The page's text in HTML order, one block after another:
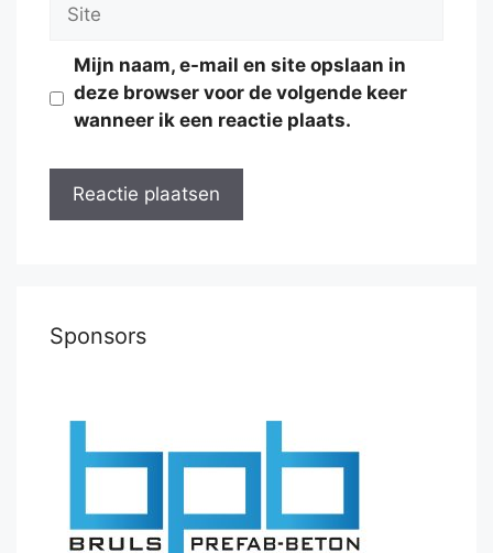
Mijn naam, e-mail en site opslaan in
deze browser voor de volgende keer
wanneer ik een reactie plaats.
Sponsors